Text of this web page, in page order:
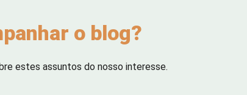
o blog?
estes assuntos do nosso interesse.